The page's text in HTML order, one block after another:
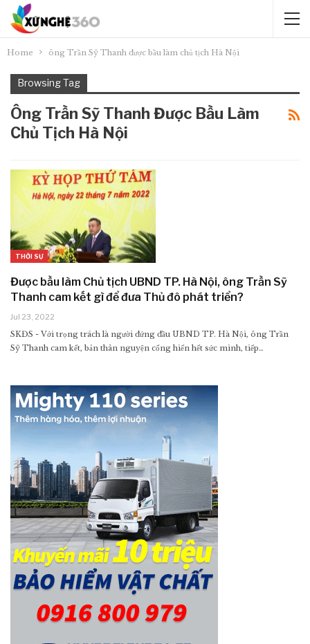
Home ông Trần Sỹ Thanh được bầu làm chủ tịch Hà Nội
Browsing Tag
Ông Trần Sỹ Thanh Được Bầu Làm
Chủ Tịch Hà Nội
THỜI SỰ
Được bầu làm Chủ tịch UBND TP. Hà Nội, ông Trần Sỹ
Thanh cam kết gì để đưa Thủ đô phát triển?
Jul 23, 2022
SKĐS - Với trọng trách là người đứng đầu UBND TP. Hà Nội, ông Trần
Sỹ Thanh cam kết, bản thân nguyện cống hiến hết sức mình, tiếp…